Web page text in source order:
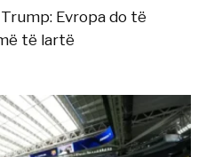
Evropa do të
të lartë